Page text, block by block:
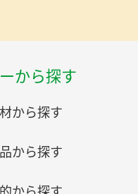
から探す
から探す
から探す